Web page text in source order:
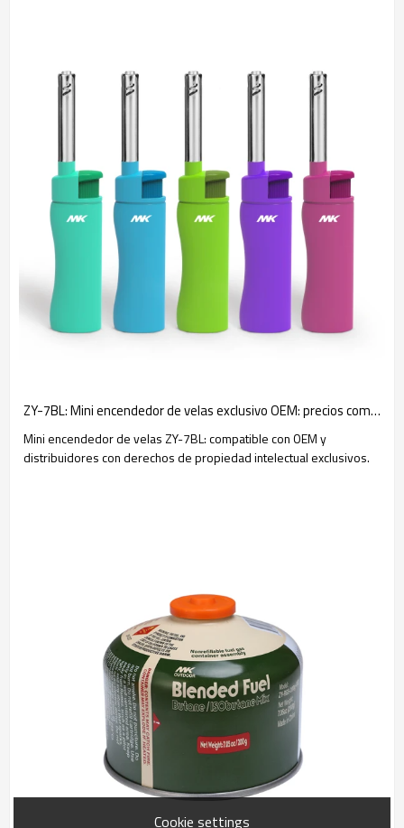
ZY-7BL: Mini encendedor de velas exclusivo OEM: precios competitivos y protección IP
Mini encendedor de velas ZY-7BL: compatible con OEM y
distribuidores con derechos de propiedad intelectual exclusivos.
Cookie settings